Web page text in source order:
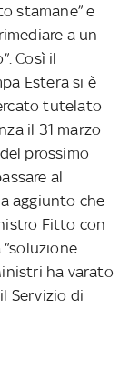
stamane” e
a un
Così il
Estera si è
tutelato
il 31 marzo
prossimo
al
aggiunto che
Fitto con
ha varato
Servizio di